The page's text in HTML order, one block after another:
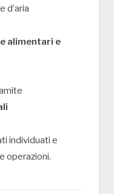
d’aria
alimentari e
individuati e
operazioni.